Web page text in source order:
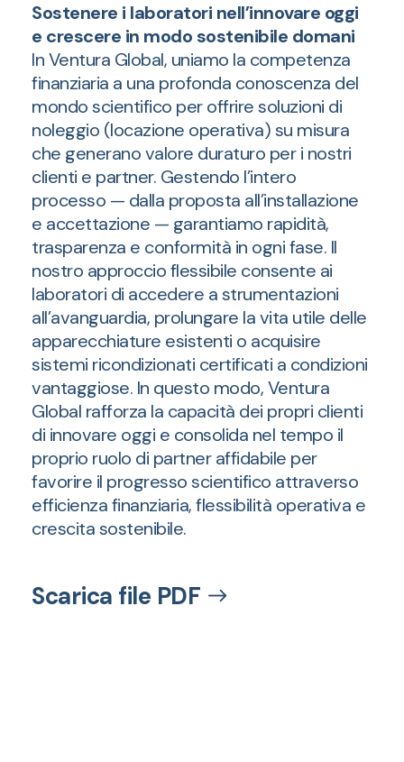
Sostenere i laboratori nell’innovare oggi
e crescere in modo sostenibile domani
In Ventura Global, uniamo la competenza
finanziaria a una profonda conoscenza del
mondo scientifico per offrire soluzioni di
noleggio (locazione operativa) su misura
che generano valore duraturo per i nostri
clienti e partner. Gestendo l’intero
processo — dalla proposta all’installazione
e accettazione — garantiamo rapidità,
trasparenza e conformità in ogni fase. Il
nostro approccio flessibile consente ai
laboratori di accedere a strumentazioni
all’avanguardia, prolungare la vita utile delle
apparecchiature esistenti o acquisire
sistemi ricondizionati certificati a condizioni
vantaggiose. In questo modo, Ventura
Global rafforza la capacità dei propri clienti
di innovare oggi e consolida nel tempo il
proprio ruolo di partner affidabile per
favorire il progresso scientifico attraverso
efficienza finanziaria, flessibilità operativa e
crescita sostenibile.
Scarica file PDF